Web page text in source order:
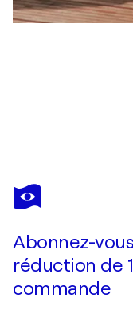
MARIIA HYHAR
Autumn Paris umbrellas
Abonnez-
réduction de
commande